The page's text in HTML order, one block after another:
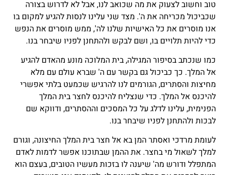
טוב וחשוב לצעוק את מה שכואב לנו, אבל לא לדרוש בצורה
שכביכול מכריחה את ה'. מצד שני עלינו לנסות להגיע למקום בו
אנו מוסרים את כל האישיות שלנו לה', ממש מוסרים את הנפש
כדי להיות תלויים בו, ושם לבקש ולהתחנן לפניו שיבחר בנו.
כמו שנכתב בסיפור המגילה, בית המלוכה מונע מהאדם להגיע
אל המלך. כך כביכול גם בקשר עם ה' שברא עולם עם מלא
מחיצות והסתרים, הגורמים לנו להרגיש שכמעט בלתי אפשרי
להיכנס אל המלך. כדי שנצליח להיכנס לחצר בית המלך
הפנימית, עלינו לדלג על כל המסכים וההסתרים, ודווקא שם
לבכות ולהתחנן לפניו שיבחר בנו.
לעומת מרדכי ואסתר המן בא אל חצר בית המלך החיצונה, וגורם
למלך לשאול מי בחצר. את ההמן שבתוכנו אפשר לדמות לאדם
המתפלל ודורש מה' שיענה לו בזכות מעשיו הטובים, בעצם הוא